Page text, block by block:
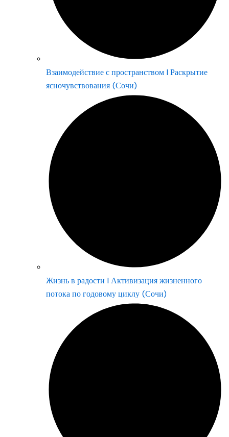
Взаимодействие с пространством | Раскрытие
ясночувствования (Сочи)
Жизнь в радости | Активизация жизненного
потока по годовому циклу (Сочи)